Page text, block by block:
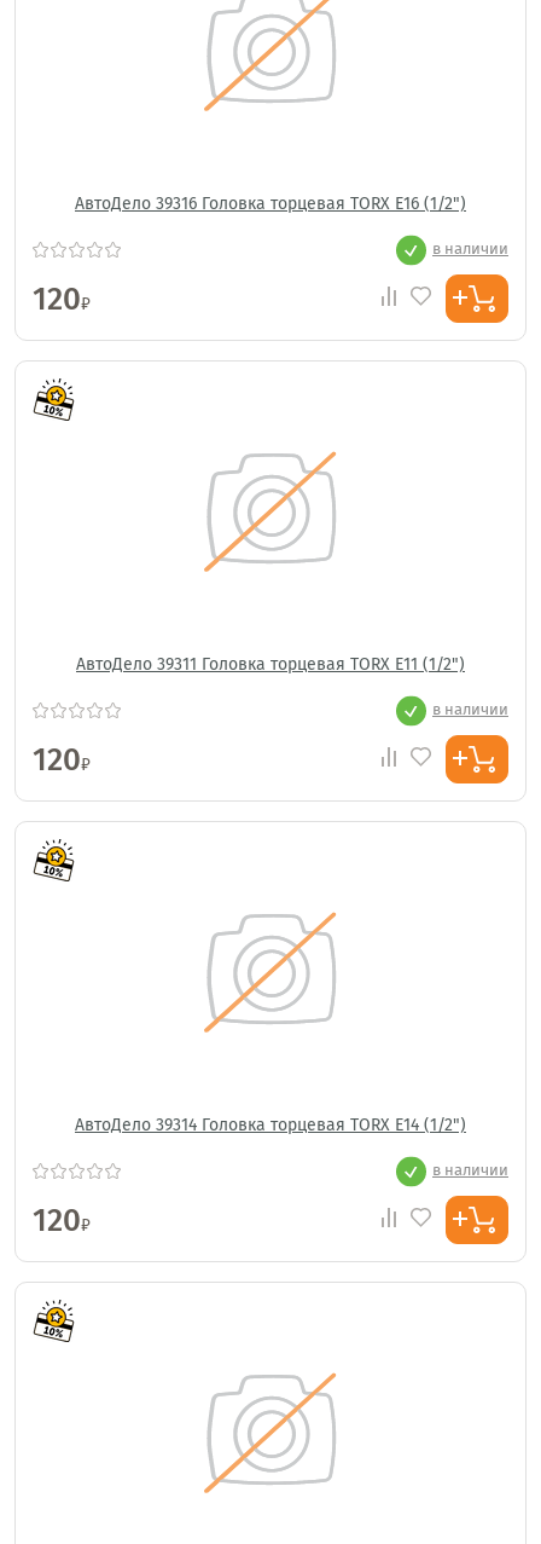
АвтоДело 39316 Головка торцевая TORX E16 (1/2")
в наличии
120₽
АвтоДело 39311 Головка торцевая TORX E11 (1/2")
в наличии
120₽
АвтоДело 39314 Головка торцевая TORX E14 (1/2")
в наличии
120₽